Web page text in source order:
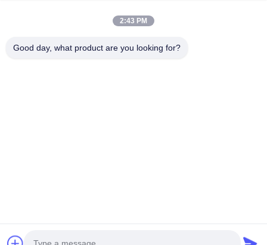
Édifice international Weiye, n° 75 rue Lingnan, ville de Dali,
2:43 PM
Good day, what product are you looking for?